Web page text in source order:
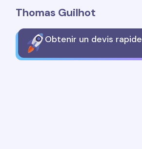
Thomas Guilhot
Obtenir un devis rapide